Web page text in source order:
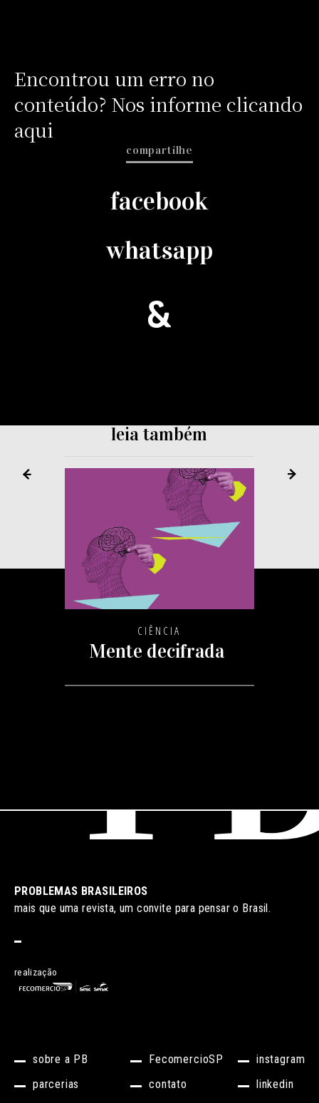
Encontrou um erro no
conteúdo? Nos informe clicando
aqui
compartilhe
facebook
whatsapp
leia também
CIÊNCIA
Mente decifrada
sobre a PB
parcerias
FecomercioSP
contato
instagram
linkedin
PROBLEMAS BRASILEIROS
mais que uma revista, um convite para pensar o Brasil.
realização